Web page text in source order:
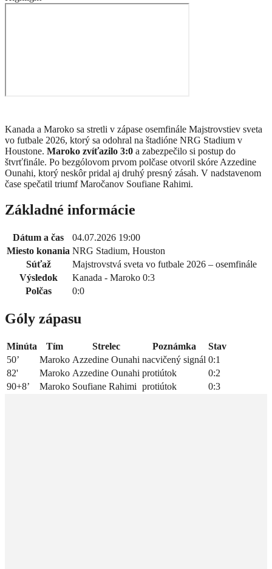
Kanada a Maroko sa stretli v zápase osemfinále Majstrovstiev sveta
vo futbale 2026, ktorý sa odohral na štadióne NRG Stadium v
Houstone. Maroko zvíťazilo 3:0 a zabezpečilo si postup do
štvrťfinále. Po bezgólovom prvom polčase otvoril skóre Azzedine
Ounahi, ktorý neskôr pridal aj druhý presný zásah. V nadstavenom
čase spečatil triumf Maročanov Soufiane Rahimi.
Základné informácie
Dátum a čas
04.07.2026 19:00
Miesto konania NRG Stadium, Houston
Súťaž
Majstrovstvá sveta vo futbale 2026 – osemfinále
Výsledok
Kanada - Maroko 0:3
Polčas
0:0
Góly zápasu
Minúta Tím Strelec Poznámka
Stav
50’
Maroko Azzedine Ounahi nacvičený signál 0:1
82'
Maroko Azzedine Ounahi protiútok
0:2
90+8’
Maroko Soufiane Rahimi protiútok 0:3